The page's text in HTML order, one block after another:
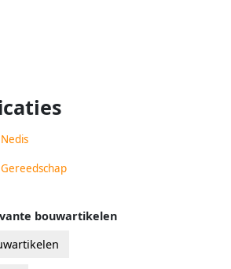
Nedis
Gereedschap
bouwartikelen